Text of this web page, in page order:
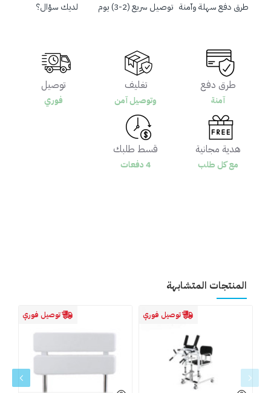
طرق دفع سهلة وآمنة توصيل سريع (2-3) يوم لديك سؤال؟
طرق دفع
آمنة
تغليف
وتوصيل آمن
توصيل
فوري
هدية مجانية
مع كل طلب
قسط طلبك
4 دفعات
المنتجات المتشابهة
توصيل فوري توصيل فوري